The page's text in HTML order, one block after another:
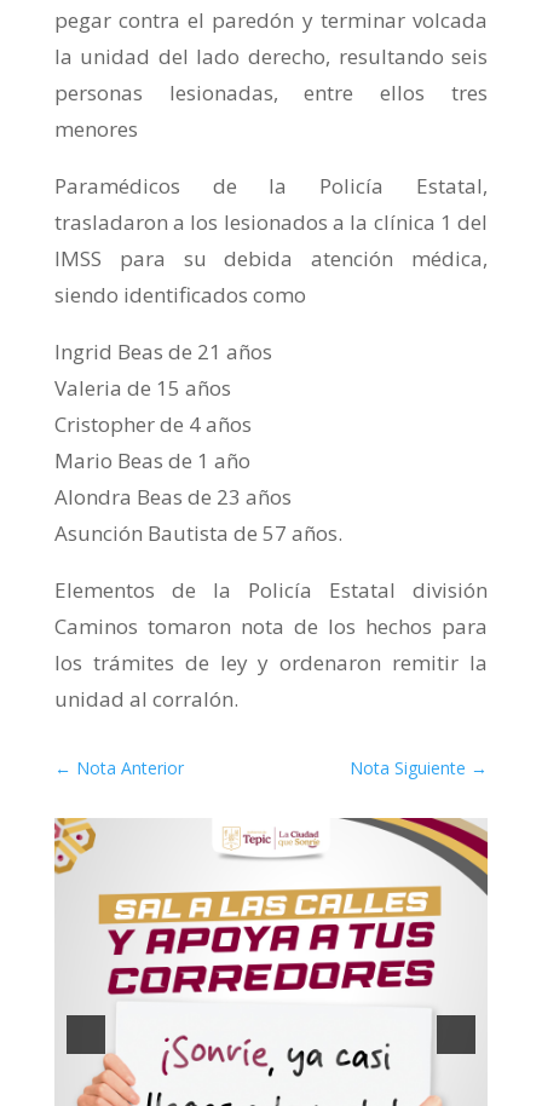
pegar contra el paredón y terminar volcada
la unidad del lado derecho, resultando seis
personas lesionadas, entre ellos tres
menores
Paramédicos de la Policía Estatal,
trasladaron a los lesionados a la clínica 1 del
IMSS para su debida atención médica,
siendo identificados como
Ingrid Beas de 21 años
Valeria de 15 años
Cristopher de 4 años
Mario Beas de 1 año
Alondra Beas de 23 años
Asunción Bautista de 57 años.
Elementos de la Policía Estatal división
Caminos tomaron nota de los hechos para
los trámites de ley y ordenaron remitir la
unidad al corralón.
← Nota Anterior Nota Siguiente →